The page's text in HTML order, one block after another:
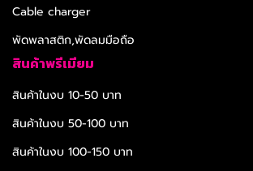
Cable charger
พัดพลาสติก,พัดลมมือถือ
สินค้าพรีเมียม
สินค้าในงบ 10-50 บาท
สินค้าในงบ 50-100 บาท
สินค้าในงบ 100-150 บาท